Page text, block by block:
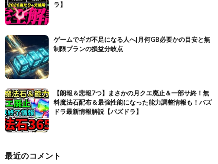
ラ】
ゲームでギガ不足になる人へ|月何GB必要かの目安と無
制限プランの損益分岐点
【朗報＆悲報7つ】まさかの月クエ廃止＆一部サ終！無
料魔法石配布＆最強性能になった能力調整情報も！パズ
ドラ最新情報解説【パズドラ】
最近のコメント